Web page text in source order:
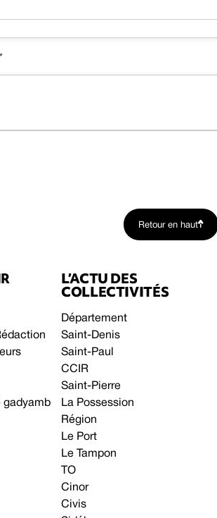
Retour en haut
gadyamb
L’ACTU DES
COLLECTIVITÉS
Département
Saint-Denis
Saint-Paul
CCIR
Saint-Pierre
La Possession
Région
Le Port
Le Tampon
TO
Cinor
Civis